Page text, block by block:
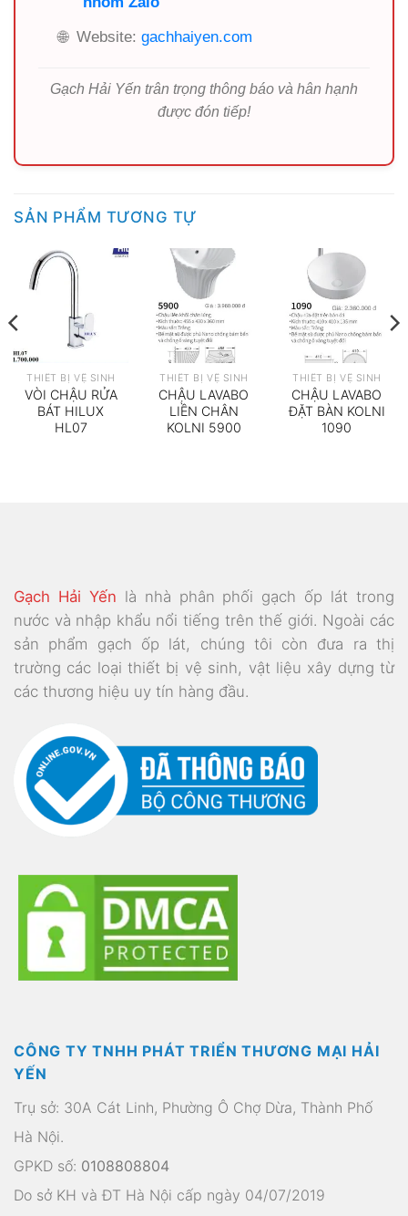
🌐 Website: gachhaiyen.com
Gạch Hải Yến trân trọng thông báo và hân hạnh
được đón tiếp!
SẢN PHẨM TƯƠNG TỰ
THIẾT BỊ VỆ SINH
VÒI CHẬU RỬA
BÁT HILUX
HL07
THIẾT BỊ VỆ SINH
CHẬU LAVABO
LIỀN CHÂN
KOLNI 5900
THIẾT BỊ VỆ SINH
CHẬU LAVABO
ĐẶT BÀN KOLNI
1090
Gạch Hải Yến là nhà phân phối gạch ốp lát trong
nước và nhập khẩu nổi tiếng trên thế giới. Ngoài các
sản phẩm gạch ốp lát, chúng tôi còn đưa ra thị
trường các loại thiết bị vệ sinh, vật liệu xây dựng từ
các thương hiệu uy tín hàng đầu.
CÔNG TY TNHH PHÁT TRIỂN THƯƠNG MẠI HẢI
YẾN
Trụ sở: 30A Cát Linh, Phường Ô Chợ Dừa, Thành Phố
Hà Nội.
GPKD số: 0108808804
Do sở KH và ĐT Hà Nội cấp ngày 04/07/2019